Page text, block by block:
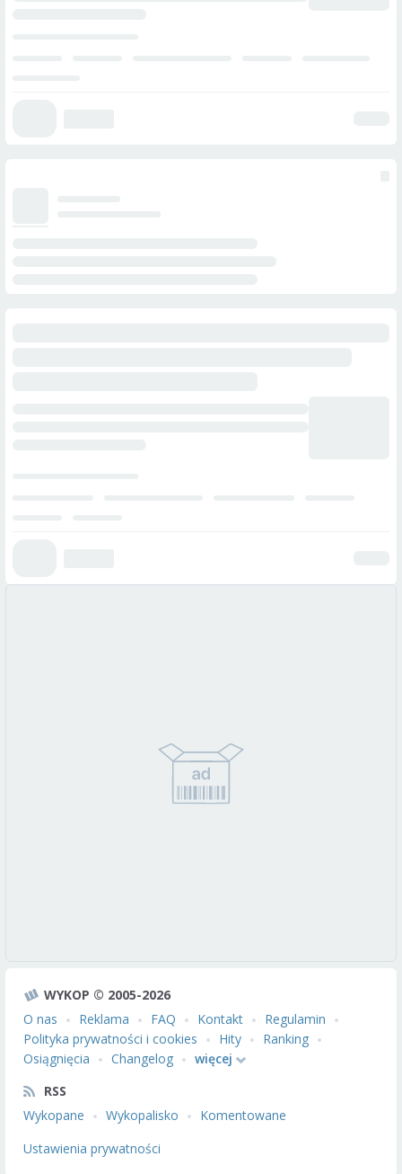
WYKOP © 2005-2026
O nas
Reklama FAQ Kontakt
Regulamin
Polityka prywatności i cookies
Hity
Ranking
Osiągnięcia
Changelog
więcej
RSS
Wykopane
Wykopalisko
Komentowane
Ustawienia prywatności